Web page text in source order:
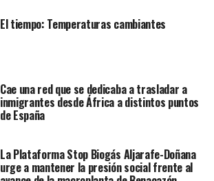
El tiempo: Temperaturas cambiantes
Cae una red que se dedicaba a trasladar a
inmigrantes desde África a distintos puntos
de España
La Plataforma Stop Biogás Aljarafe-Doñana
urge a mantener la presión social frente al